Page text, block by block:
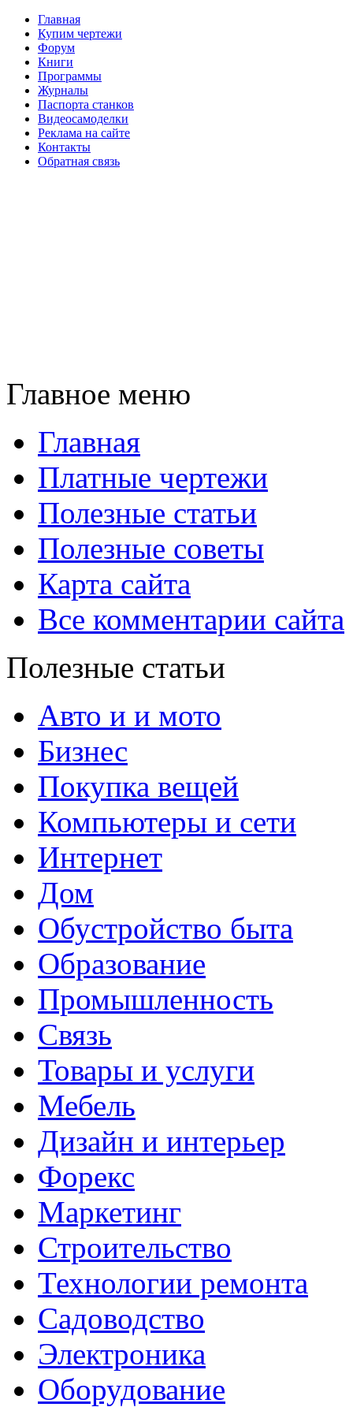
Главная
Купим чертежи
Форум
Книги
Программы
Журналы
Паспорта станков
Видеосамоделки
Реклама на сайте
Контакты
Обратная связь
Главное меню
Главная
Платные чертежи
Полезные статьи
Полезные советы
Карта сайта
Все комментарии сайта
Полезные статьи
Авто и и мото
Бизнес
Покупка вещей
Компьютеры и сети
Интернет
Дом
Обустройство быта
Образование
Промышленность
Связь
Товары и услуги
Мебель
Дизайн и интерьер
Форекс
Маркетинг
Строительство
Технологии ремонта
Садоводство
Электроника
Оборудование